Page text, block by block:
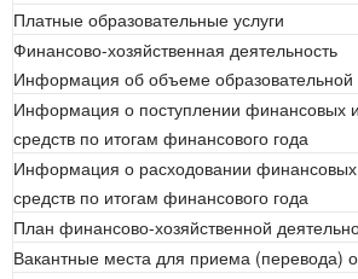
Платные образовательные услуги
Финансово-хозяйственная деятельность
Информация об объеме образовательной
Информация о поступлении финансовых
средств по итогам финансового года
Информация о расходовании
средств по итогам финансового года
План финансово-хозяйственной
Вакантные места для приема (перевода)